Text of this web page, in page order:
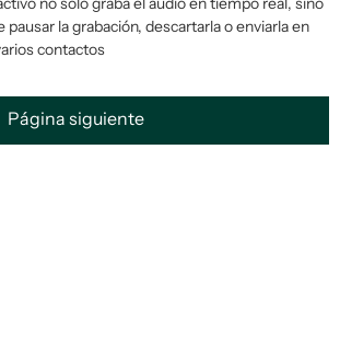
la grabación, descartarla o enviarla en
contactos
Página siguiente